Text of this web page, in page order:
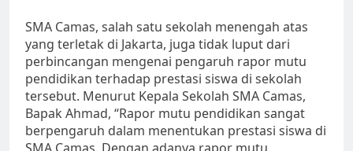
SMA Camas, salah satu sekolah menengah atas
yang terletak di Jakarta, juga tidak luput dari
perbincangan mengenai pengaruh rapor mutu
pendidikan terhadap prestasi siswa di sekolah
tersebut. Menurut Kepala Sekolah SMA Camas,
Bapak Ahmad, “Rapor mutu pendidikan sangat
berpengaruh dalam menentukan prestasi siswa di